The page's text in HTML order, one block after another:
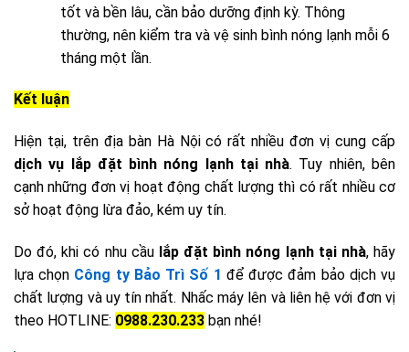
tốt và bền lâu, cần bảo dưỡng định kỳ. Thông
thường, nên kiểm tra và vệ sinh bình nóng lạnh mỗi 6
tháng một lần.
Kết luận
Hiện tại, trên địa bàn Hà Nội có rất nhiều đơn vị cung cấp
dịch vụ lắp đặt bình nóng lạnh tại nhà. Tuy nhiên, bên
cạnh những đơn vị hoạt động chất lượng thì có rất nhiều cơ
sở hoạt động lừa đảo, kém uy tín.
Do đó, khi có nhu cầu lắp đặt bình nóng lạnh tại nhà, hãy
lựa chọn Công ty Bảo Trì Số 1 để được đảm bảo dịch vụ
chất lượng và uy tín nhất. Nhấc máy lên và liên hệ với đơn vị
theo HOTLINE: 0988.230.233 bạn nhé!